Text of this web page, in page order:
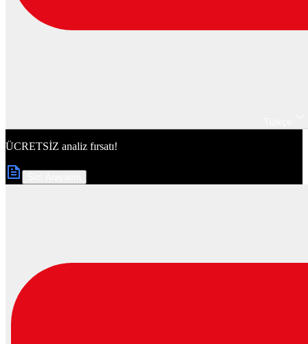
ÜCRETSİZ analiz fırsatı!